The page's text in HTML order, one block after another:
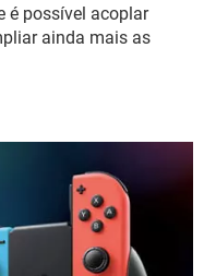
é possível acoplar
ainda mais as